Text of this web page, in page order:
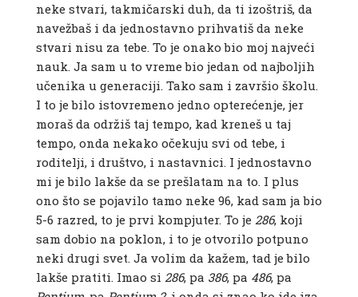
neke stvari, takmičarski duh, da ti izoštriš, da
navežbaš i da jednostavno prihvatiš da neke
stvari nisu za tebe. To je onako bio moj najveći
nauk. Ja sam u to vreme bio jedan od najboljih
učenika u generaciji. Tako sam i završio školu.
I to je bilo istovremeno jedno opterećenje, jer
moraš da održiš taj tempo, kad kreneš u taj
tempo, onda nekako očekuju svi od tebe, i
roditelji, i društvo, i nastavnici. I jednostavno
mi je bilo lakše da se prešlatam na to. I plus
ono što se pojavilo tamo neke 96, kad sam ja bio
5-6 razred, to je prvi kompjuter. To je 286, koji
sam dobio na poklon, i to je otvorilo potpuno
neki drugi svet. Ja volim da kažem, tad je bilo
lakše pratiti. Imao si 286, pa 386, pa 486, pa